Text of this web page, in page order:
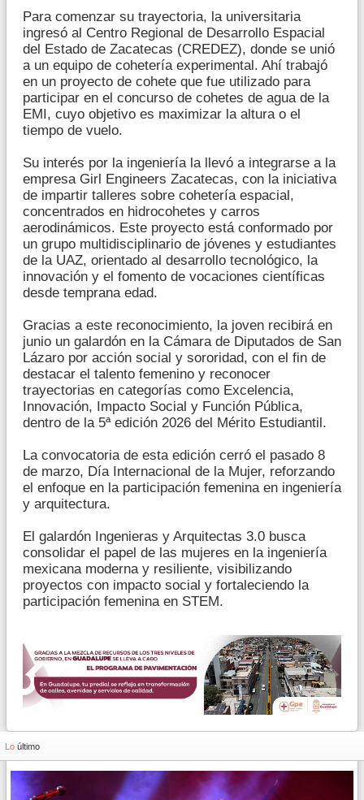
Para comenzar su trayectoria, la universitaria
ingresó al Centro Regional de Desarrollo Espacial
del Estado de Zacatecas (CREDEZ), donde se unió
a un equipo de cohetería experimental. Ahí trabajó
en un proyecto de cohete que fue utilizado para
participar en el concurso de cohetes de agua de la
EMI, cuyo objetivo es maximizar la altura o el
tiempo de vuelo.
Su interés por la ingeniería la llevó a integrarse a la
empresa Girl Engineers Zacatecas, con la iniciativa
de impartir talleres sobre cohetería espacial,
concentrados en hidrocohetes y carros
aerodinámicos. Este proyecto está conformado por
un grupo multidisciplinario de jóvenes y estudiantes
de la UAZ, orientado al desarrollo tecnológico, la
innovación y el fomento de vocaciones científicas
desde temprana edad.
Gracias a este reconocimiento, la joven recibirá en
junio un galardón en la Cámara de Diputados de San
Lázaro por acción social y sororidad, con el fin de
destacar el talento femenino y reconocer
trayectorias en categorías como Excelencia,
Innovación, Impacto Social y Función Pública,
dentro de la 5ª edición 2026 del Mérito Estudiantil.
La convocatoria de esta edición cerró el pasado 8
de marzo, Día Internacional de la Mujer, reforzando
el enfoque en la participación femenina en ingeniería
y arquitectura.
El galardón Ingenieras y Arquitectas 3.0 busca
consolidar el papel de las mujeres en la ingeniería
mexicana moderna y resiliente, visibilizando
proyectos con impacto social y fortaleciendo la
participación femenina en STEM.
Lo último